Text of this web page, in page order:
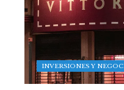
INVERSIONES Y